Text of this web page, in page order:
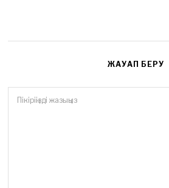
ЖАУАП БЕРУ